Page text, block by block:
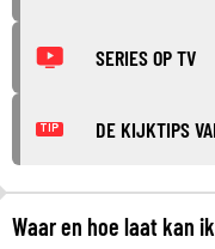
SERIES OP TV
TIP DE KIJKTIPS
Waar en hoe laat kan